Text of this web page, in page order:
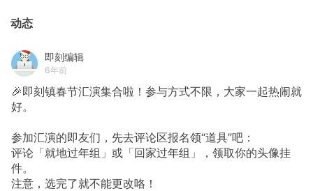
动态
即刻编辑
6年前
🎉即刻镇春节汇演集合啦！参与方式不限，大家一起热闹就
好。
参加汇演的即友们，先去评论区报名领“道具”吧：
评论「就地过年组」或「回家过年组」，领取你的头像挂
件。
注意，选完了就不能更改咯！